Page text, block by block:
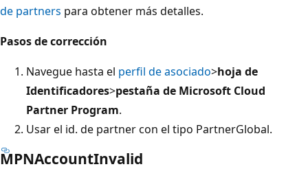
de partners para obtener más detalles.
Pasos de corrección
Navegue hasta el perfil de asociado>hoja de
Identificadores>pestaña de Microsoft Cloud
Partner Program.
Usar el id. de partner con el tipo PartnerGlobal.
MPNAccountInvalid